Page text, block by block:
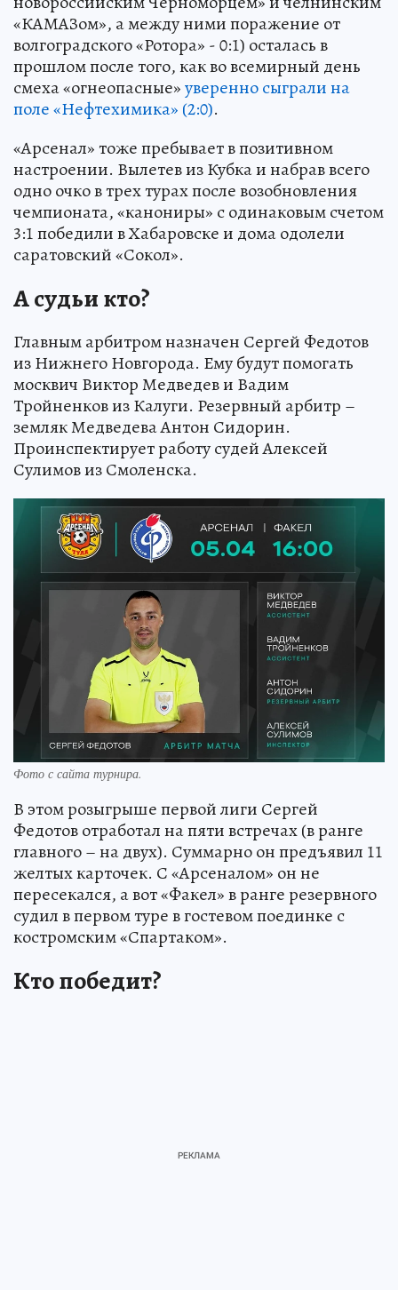
«КАМАЗом», а между ними поражение от
волгоградского «Ротора» - 0:1) осталась в
прошлом после того, как во всемирный день
смеха «огнеопасные»уверенно сыграли на
поле «Нефтехимика» (2:0).
«Арсенал» тоже пребывает в позитивном
настроении. Вылетев из Кубка и набрав всего
одно очко в трех турах после возобновления
чемпионата, «канониры» с одинаковым счетом
3:1 победили в Хабаровске и дома одолели
саратовский «Сокол».
А судьи кто?
Главным арбитром назначен Сергей Федотов
из Нижнего Новгорода. Ему будут помогать
москвич Виктор Медведев и Вадим
Тройненков из Калуги. Резервный арбитр –
земляк Медведева Антон Сидорин.
Проинспектирует работу судей Алексей
Сулимов из Смоленска.
Фото с сайта турнира.
В этом розыгрыше первой лиги Сергей
Федотов отработал на пяти встречах (в ранге
главного – на двух). Суммарно он предъявил 11
желтых карточек. С «Арсеналом» он не
пересекался, а вот «Факел» в ранге резервного
судил в первом туре в гостевом поединке с
костромским «Спартаком».
Кто победит?